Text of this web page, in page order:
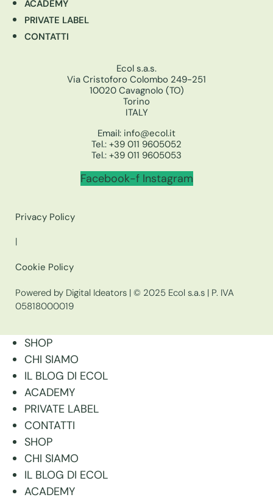
ACADEMY
PRIVATE LABEL
CONTATTI
Ecol s.a.s.
Via Cristoforo Colombo 249-251
10020 Cavagnolo (TO)
Torino
ITALY
Email: info@ecol.it
Tel.: +39 011 9605052
Tel.: +39 011 9605053
Facebook-f Instagram
Privacy Policy
|
Cookie Policy
Powered by Digital Ideators | © 2025 Ecol s.a.s | P. IVA
05818000019
SHOP
CHI SIAMO
IL BLOG DI ECOL
ACADEMY
PRIVATE LABEL
CONTATTI
SHOP
CHI SIAMO
IL BLOG DI ECOL
ACADEMY